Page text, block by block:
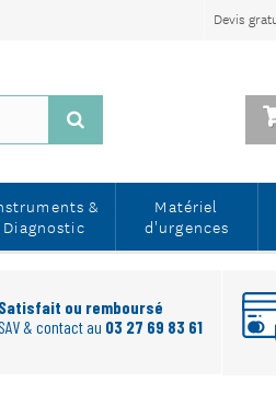
Devis
&
Diagnostic
Matériel
d'urgences
Satisfait ou remboursé
& contact au 03 27 69 83 61